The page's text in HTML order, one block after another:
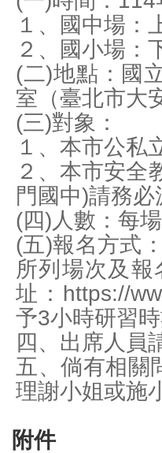
１、國中場：
２、國小場：
(二)地點：國
室（臺北市大
(三)對象：
１、本市公私
２、本市安全
門國中)請務
(四)人數：每
(五)報名方式
所列場次及
址：https://
予3小時研習
四、出席人員
五、倘有相關
理謝小姐或施
附件